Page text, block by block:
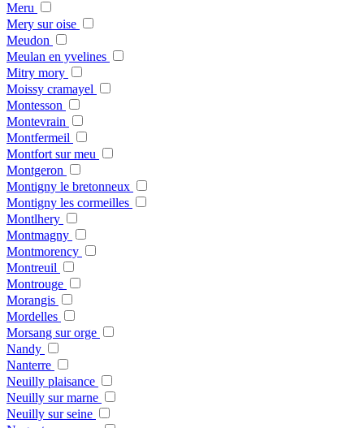
Meru
Mery sur oise
Meudon
Meulan en yvelines
Mitry mory
Moissy cramayel
Montesson
Montevrain
Montfermeil
Montfort sur meu
Montgeron
Montigny le bretonneux
Montigny les cormeilles
Montlhery
Montmagny
Montmorency
Montreuil
Montrouge
Morangis
Mordelles
Morsang sur orge
Nandy
Nanterre
Neuilly plaisance
Neuilly sur marne
Neuilly sur seine